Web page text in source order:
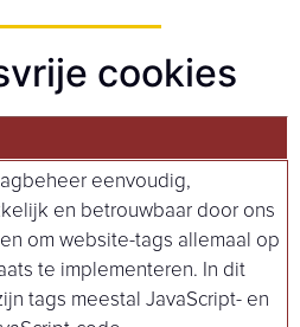
cookies
eenvoudig,
en betrouwbaar door ons
om website-tags allemaal op
te implementeren. In dit
tags meestal JavaScript- en